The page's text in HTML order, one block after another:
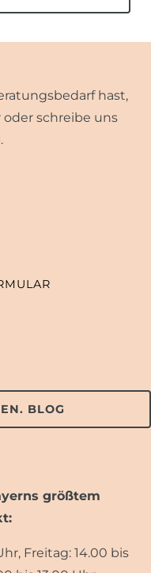
hast,
schreibe uns
BLOG
größtem
Freitag: 14.00 bis